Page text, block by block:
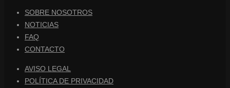
SOBRE NOSOTROS
NOTICIAS
FAQ
CONTACTO
AVISO LEGAL
POLÍTICA DE PRIVACIDAD